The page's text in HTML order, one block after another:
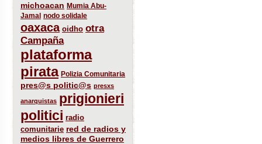
michoacan Mumia Abu-
Jamal nodo solidale
oaxaca oidho otra
Campaña
plataforma
pirata Polizia Comunitaria
pres@s politic@s presxs
anarquistas prigionieri
politici radio
comunitarie red de radios y
medios libres de Guerrero